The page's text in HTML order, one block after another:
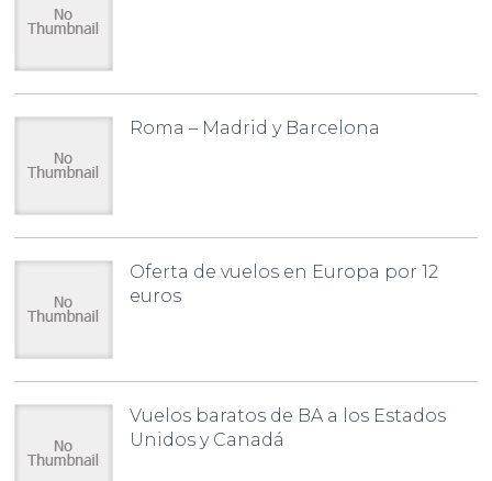
Roma – Madrid y Barcelona
Oferta de vuelos en Europa por 12
euros
Vuelos baratos de BA a los Estados
Unidos y Canadá